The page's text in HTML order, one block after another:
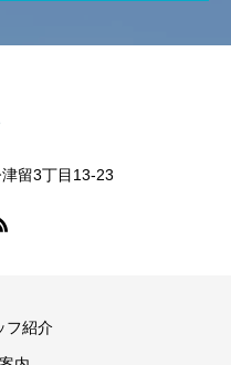
留3丁目13-23
フ紹介